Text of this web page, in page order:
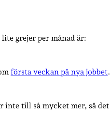
grejer per månad är:
första veckan på nya jobbet.
inte till så mycket mer, så